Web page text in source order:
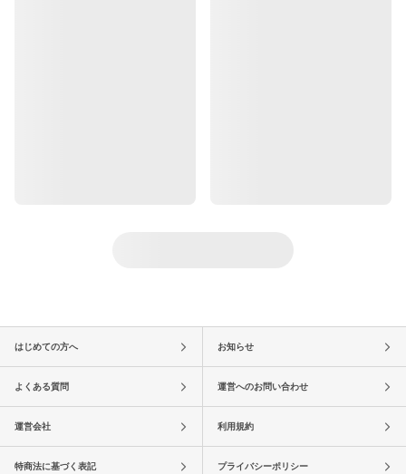
はじめての方へ お知らせ
よくある質問 運営へのお問い合わせ
運営会社 利用規約
特商法に基づく表記 プライバシーポリシー